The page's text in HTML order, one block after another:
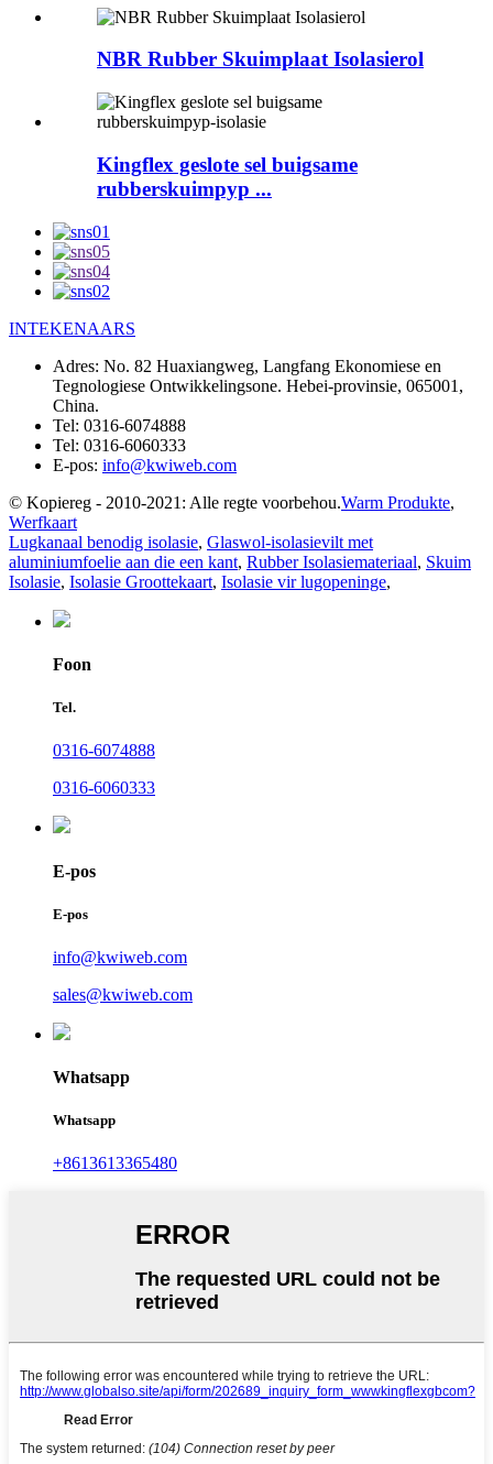
NBR Rubber Skuimplaat Isolasierol
Kingflex geslote sel buigsame
rubberskuimpyp ...
INTEKENAARS
Adres: No. 82 Huaxiangweg, Langfang Ekonomiese en
Tegnologiese Ontwikkelingsone. Hebei-provinsie, 065001,
China.
Tel: 0316-6074888
Tel: 0316-6060333
E-pos: info@kwiweb.com
© Kopiereg - 2010-2021: Alle regte voorbehou.Warm Produkte,
Werfkaart
Lugkanaal benodig isolasie, Glaswol-isolasievilt met
aluminiumfoelie aan die een kant, Rubber Isolasiemateriaal, Skuim
Isolasie, Isolasie Groottekaart, Isolasie vir lugopeninge,
Foon
Tel.
0316-6074888
0316-6060333
E-pos
E-pos
info@kwiweb.com
sales@kwiweb.com
Whatsapp
Whatsapp
+8613613365480